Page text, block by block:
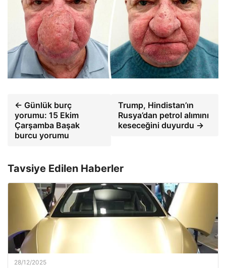
← Günlük burç
yorumu: 15 Ekim
Çarşamba Başak
burcu yorumu
Trump, Hindistan’ın
Rusya’dan petrol alımını
keseceğini duyurdu →
Tavsiye Edilen Haberler
28/12/2025